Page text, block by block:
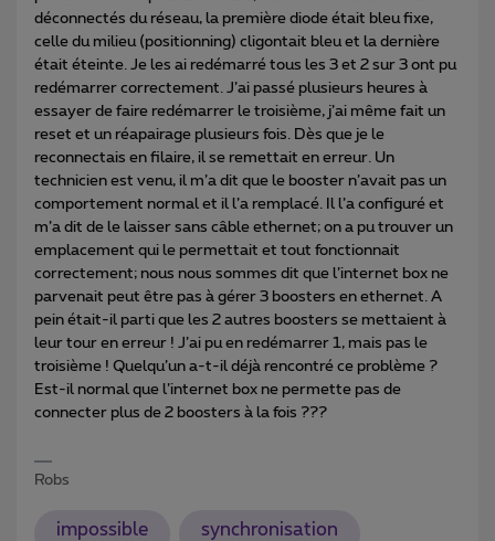
déconnectés du réseau, la première diode était bleu fixe,
celle du milieu (positionning) cligontait bleu et la dernière
était éteinte. Je les ai redémarré tous les 3 et 2 sur 3 ont pu
redémarrer correctement. J’ai passé plusieurs heures à
essayer de faire redémarrer le troisième, j’ai même fait un
reset et un réapairage plusieurs fois. Dès que je le
reconnectais en filaire, il se remettait en erreur. Un
technicien est venu, il m’a dit que le booster n’avait pas un
comportement normal et il l’a remplacé. Il l’a configuré et
m’a dit de le laisser sans câble ethernet; on a pu trouver un
emplacement qui le permettait et tout fonctionnait
correctement; nous nous sommes dit que l’internet box ne
parvenait peut être pas à gérer 3 boosters en ethernet. A
pein était-il parti que les 2 autres boosters se mettaient à
leur tour en erreur ! J’ai pu en redémarrer 1, mais pas le
troisième ! Quelqu’un a-t-il déjà rencontré ce problème ?
Est-il normal que l’internet box ne permette pas de
connecter plus de 2 boosters à la fois ???
Robs
impossible synchronisation